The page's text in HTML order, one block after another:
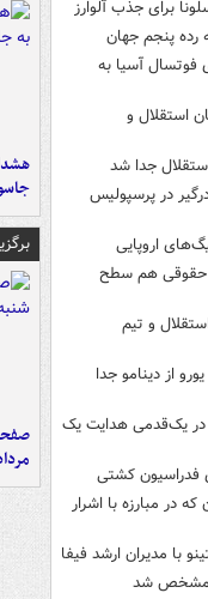
برای جذب آلوارز
رده پنجم جهان
فوتسال آسیا به
استقلال و
جدا شد
در پرسپولیس
اروپایی
حقوقی هم سطح
و تیم
۲ میلیون یورو از دینامو جدا
در یک‌قدمی هدایت یک
فدراسیون کشتی
در مبارزه با اشرار
با مدیران ارشد فیفا
مشخص شد
مرداد